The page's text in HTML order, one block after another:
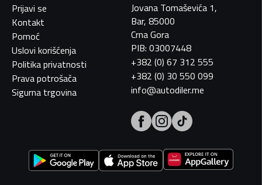
Prijavi se
Kontakt
Pomoć
Uslovi korišćenja
Politika privatnosti
Prava potrošača
Sigurna trgovina
Jovana Tomaševića 1,
Bar, 85000
Crna Gora
PIB: 03007448
+382 (0) 67 312 555
+382 (0) 30 550 099
info@autodiler.me